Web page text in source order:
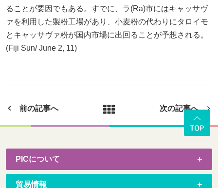
ることが要因でもある。すでに、ラ(Ra)市にはキャッサヴ
ァを利用した製粉工場があり、小麦粉の代わりにタロイモ
とキャッサヴァ粉が国内市場に出回ることが予想される。
(Fiji Sun/ June 2, 11)
前の記事へ 次の記事へ
PICについて
貿易情報